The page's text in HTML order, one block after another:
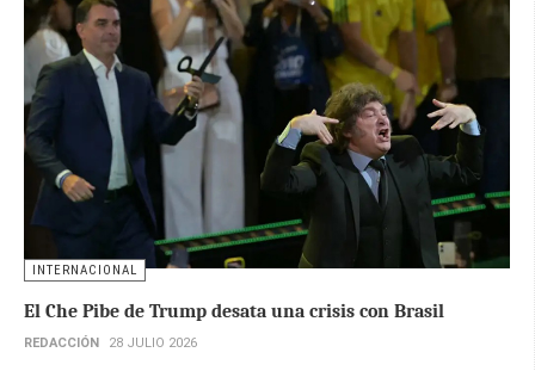
INTERNACIONAL
El Che Pibe de Trump desata una crisis con Brasil
REDACCIÓN 28 JULIO 2026